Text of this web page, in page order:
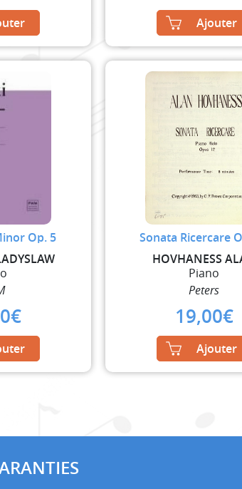
Ajouter
Op. 5
€
Sonata Ricercare
HOVHANESS
Piano
Peters
19,00€
Ajouter